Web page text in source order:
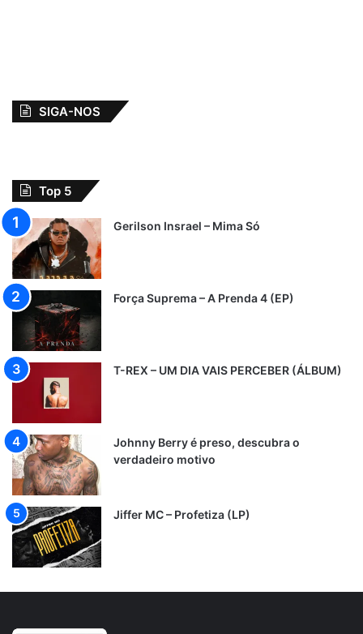
SIGA-NOS
Top 5
Gerilson Insrael – Mima Só
Força Suprema – A Prenda 4 (EP)
T-REX – UM DIA VAIS PERCEBER (ÁLBUM)
Johnny Berry é preso, descubra o
verdadeiro motivo
Jiffer MC – Profetiza (LP)